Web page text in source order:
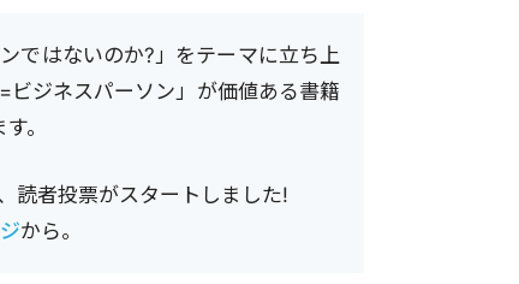
ではないのか?」をテーマに立ち上
ビジネスパーソン」が価値ある書籍
。
読者投票がスタートしました!
から。